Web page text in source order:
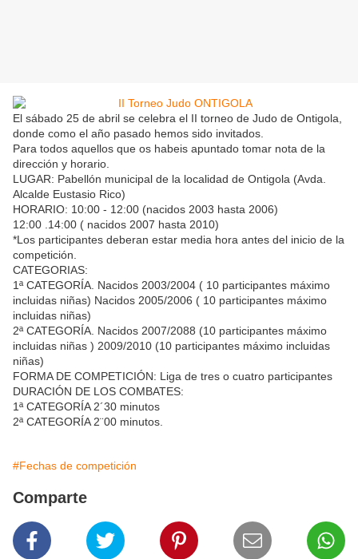
El sábado 25 de abril se celebra el II torneo de Judo de Ontigola,
donde como el año pasado hemos sido invitados.
Para todos aquellos que os habeis apuntado tomar nota de la
dirección y horario.
LUGAR: Pabellón municipal de la localidad de Ontigola (Avda.
Alcalde Eustasio Rico)
HORARIO: 10:00 - 12:00 (nacidos 2003 hasta 2006)
12:00 .14:00 ( nacidos 2007 hasta 2010)
*Los participantes deberan estar media hora antes del inicio de la
competición.
CATEGORIAS:
1ª CATEGORÍA. Nacidos 2003/2004 ( 10 participantes máximo
incluidas niñas) Nacidos 2005/2006 ( 10 participantes máximo
incluidas niñas)
2ª CATEGORÍA. Nacidos 2007/2088 (10 participantes máximo
incluidas niñas ) 2009/2010 (10 participantes máximo incluidas
niñas)
FORMA DE COMPETICIÓN: Liga de tres o cuatro participantes
DURACIÓN DE LOS COMBATES:
1ª CATEGORÍA 2´30 minutos
2ª CATEGORÍA 2¨00 minutos.
#Fechas de competición
Comparte